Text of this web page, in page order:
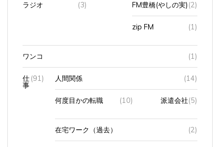
ラジオ (3) FM豊橋(やしの実) (2)
zip FM (1)
ワンコ (1)
仕
事
(91) 人間関係 (14)
何度目かの転職 (10) 派遣会社(5)
在宅ワーク（過去） (2)